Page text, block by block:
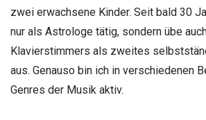
zwei erwachsene Kinder. Seit bald 30
nur als Astrologe tätig, sondern übe
Klavierstimmers als zweites
aus. Genauso bin ich in verschiedenen
Genres der Musik aktiv.